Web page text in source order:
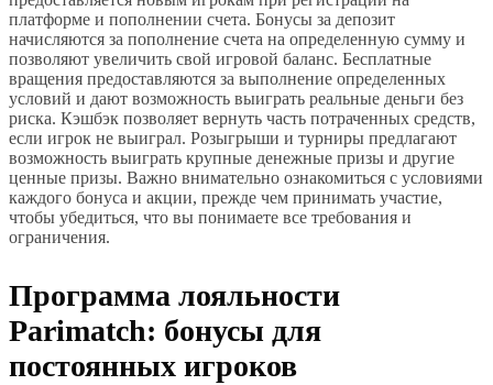
платформе и пополнении счета. Бонусы за депозит
начисляются за пополнение счета на определенную сумму и
позволяют увеличить свой игровой баланс. Бесплатные
вращения предоставляются за выполнение определенных
условий и дают возможность выиграть реальные деньги без
риска. Кэшбэк позволяет вернуть часть потраченных средств,
если игрок не выиграл. Розыгрыши и турниры предлагают
возможность выиграть крупные денежные призы и другие
ценные призы. Важно внимательно ознакомиться с условиями
каждого бонуса и акции, прежде чем принимать участие,
чтобы убедиться, что вы понимаете все требования и
ограничения.
Программа лояльности
Parimatch: бонусы для
постоянных игроков